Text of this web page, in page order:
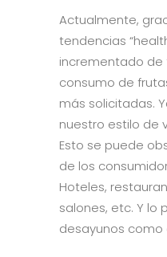
Actualmente,
tendencias
incrementado de
consumo de
más solicitadas.
nuestro estilo de
Esto se puede
de los
Hoteles,
salones, etc. Y lo
desayunos como